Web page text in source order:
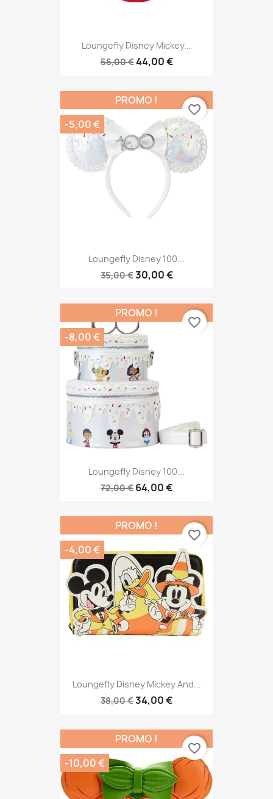
Loungefly Disney Mickey...
56,00 €44,00 €
Loungefly Disney 100...
35,00 €30,00 €
PROMO !
-5,00 €
favorite_border
Loungefly Disney 100...
72,00 € 64,00 €
PROMO !
-8,00 €
favorite_border
Loungefly Disney Mickey And...
38,00 €34,00 €
PROMO !
-4,00 €
favorite_border
PROMO !
-10,00 €
favorite_border